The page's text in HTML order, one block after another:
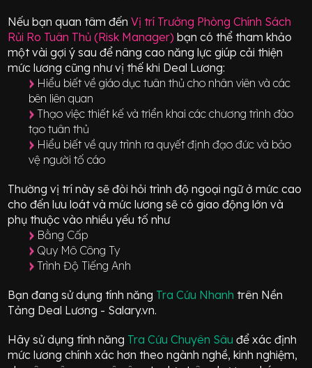
Nếu bạn quan tâm đến Vị trí Trưởng Phòng Chính Sách
Rủi Ro Tuân Thủ (Risk Manager) bạn có thể tham khảo
một vài gợi ý sau để nâng cao năng lực giúp cải thiện
mức lương cũng như vị thế khi Deal Lương:
Hiểu biết về giáo dục tuân thủ cho nhân viên và các
bên liên quan
Thạo việc thiết kế và triển khai các chương trình đào
tạo tuân thủ
Hiểu biết về quy trình ra quyết định đạo đức và bảo
vệ người tố cáo
Thường vị trí này sẽ đòi hỏi trình độ ngoại ngữ ở mứccao
cho đến lưu loát và mức lương sẽ có giao độnglớn và
phụ thuộc vào nhiều yếu tố như
Bằng Cấp
Quy Mô Công Ty
Trình Độ Tiếng Anh
Bạn đang sử dụng tính năng Tra Cứu Nhanh trên Nền
Tảng Deal Lương - Salary.vn.
Hãy sử dụng tính năng Tra Cứu Chuyên Sâuđể xác định
mức lương chính xác hơn theo ngành nghề, kinh nghiệm,